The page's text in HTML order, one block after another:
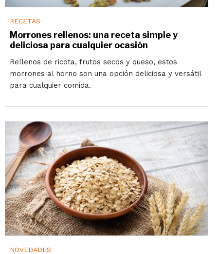
RECETAS
Morrones rellenos: una receta simple y
deliciosa para cualquier ocasión
Rellenos de ricota, frutos secos y queso, estos
morrones al horno son una opción deliciosa y versátil
para cualquier comida.
NOVEDADES